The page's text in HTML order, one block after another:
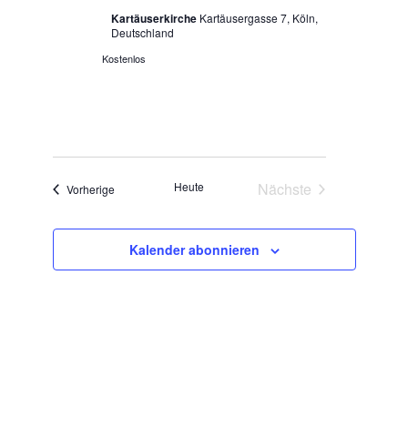
Kartäuserkirche Kartäusergasse 7, Köln,
Deutschland
Kostenlos
VorherigeVeranstaltungen
Heute
Nächste
Kalender abonnieren